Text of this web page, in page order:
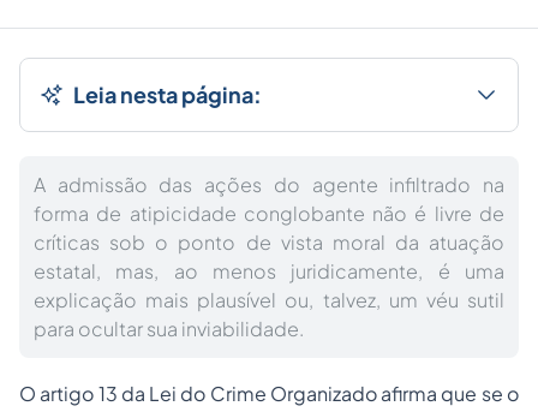
Leia nesta página:
A admissão das ações do agente infiltrado na
forma de atipicidade conglobante não é livre de
críticas sob o ponto de vista moral da atuação
estatal, mas, ao menos juridicamente, é uma
explicação mais plausível ou, talvez, um véu sutil
para ocultar sua inviabilidade.
O artigo 13 da Lei do Crime Organizadoafirma que se o